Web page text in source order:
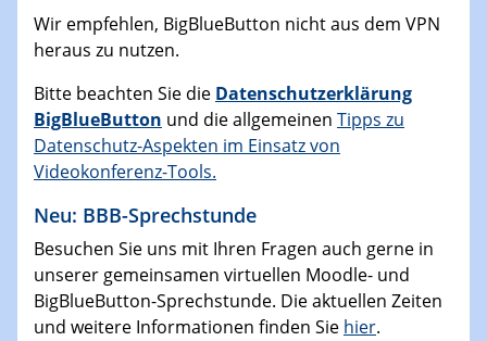
Wir empfehlen, BigBlueButton nicht aus dem VPN
heraus zu nutzen.
Bitte beachten Sie die Datenschutzerklärung
BigBlueButton und die allgemeinen Tipps zu
Datenschutz-Aspekten im Einsatz von
Videokonferenz-Tools.
Neu: BBB-Sprechstunde
Besuchen Sie uns mit Ihren Fragen auch gerne in
unserer gemeinsamen virtuellen Moodle- und
BigBlueButton-Sprechstunde. Die aktuellen Zeiten
und weitere Informationen finden Sie hier.